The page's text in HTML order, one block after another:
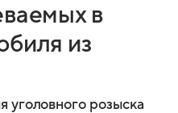
в
из
уголовного розыска